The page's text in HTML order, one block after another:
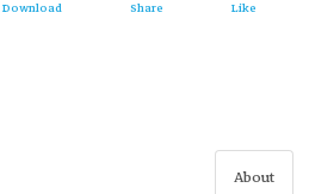
Like
Share
Download
About